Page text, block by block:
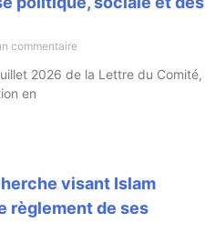
commentaire
2026 de la Lettre du Comité,
en
visant Islam
règlement de ses